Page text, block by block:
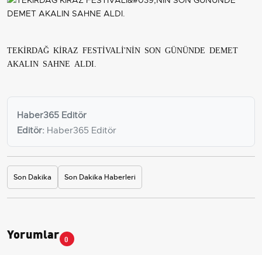
TEKİRDAĞ KİRAZ FESTİVALİ'NİN SON GÜNÜNDE DEMET
AKALIN SAHNE ALDI.
Haber365 Editör
Editör: Haber365 Editör
Son Dakika Son Dakika Haberleri
Yorumlar 0